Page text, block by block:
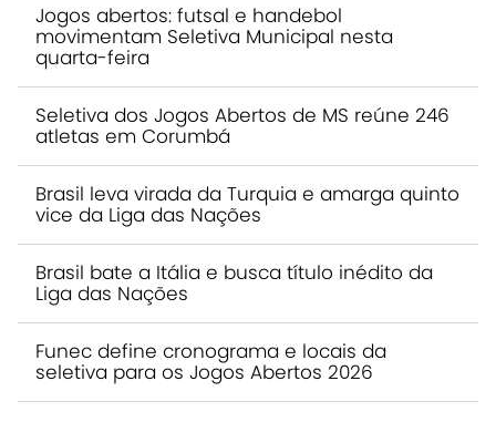
Jogos abertos: futsal e handebol
movimentam Seletiva Municipal nesta
quarta-feira
Seletiva dos Jogos Abertos de MS reúne 246
atletas em Corumbá
Brasil leva virada da Turquia e amarga quinto
vice da Liga das Nações
Brasil bate a Itália e busca título inédito da
Liga das Nações
Funec define cronograma e locais da
seletiva para os Jogos Abertos 2026